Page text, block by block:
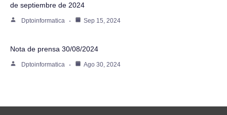
de septiembre de 2024
Dptoinformatica Sep 15, 2024
Nota de prensa 30/08/2024
Dptoinformatica Ago 30, 2024